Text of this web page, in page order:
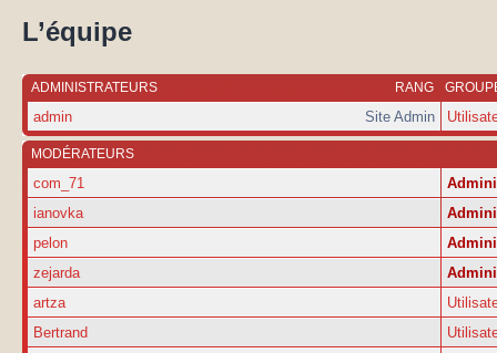
L’équipe
RANG
ADMINISTRATEURS
Site Admin
admin
MODÉRATEURS
com_71
ianovka
pelon
zejarda
artza
Bertrand